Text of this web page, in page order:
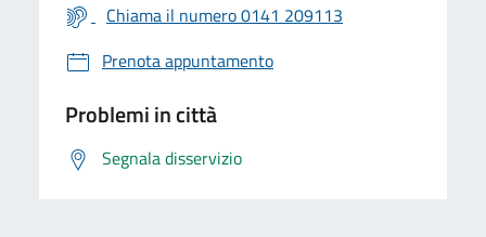
Chiama il numero 0141 209113
Prenota appuntamento
Problemi in città
Segnala disservizio